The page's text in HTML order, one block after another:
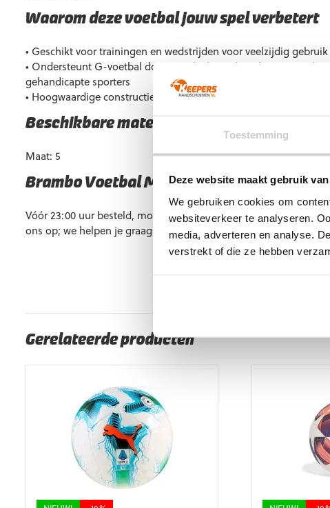
Toestemming
Deze website maakt gebruik
We gebruiken cookies om
websiteverkeer te analyseren.
media, adverteren en analyse.
verstrekt of die ze hebben
Waarom deze voetbal jouw spel verbetert
• Geschikt voor trainingen en wedstrijden voor veelzijdig gebruik
• Ondersteunt G-voetbal door een deel van de opbrengst te
gehandicapte sporters
• Hoogwaardige constructie voor duurzaamheid en consistentie
Beschikbare maten
Maat: 5
Brambo Voetbal M2 kopen?
Vóór 23:00 uur besteld, morgen al in huis. Heb je vragen?
ons op; we helpen je graag verder.
Gerelateerde producten